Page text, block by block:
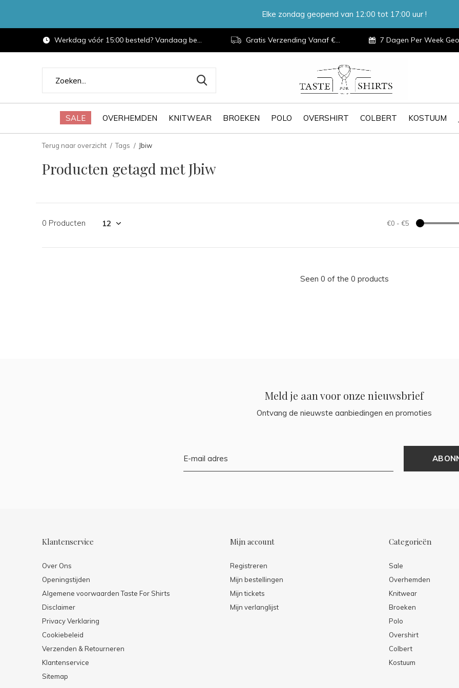
SALE OVERHEMDEN KNITWEAR BROEKEN POLO OVERSHIRT COLBERT KOSTUUM
Werkdag vóór 15:00 besteld? Vandaag bezorgd. Gratis Verzending Vanaf €100,- 7 Dagen Per Week Geopend
Elke zondag geopend van 12:00 tot 17:00 uur !
Terug naar overzicht Tags Jbiw
Producten getagd met Jbiw
0 Producten €0 - €5
Seen 0 of the 0 products
Meld je aan voor onze nieuwsbrief
Ontvang de nieuwste aanbiedingen en promoties
Klantenservice
Over Ons
Openingstijden
Algemene voorwaarden Taste For Shirts
Disclaimer
Privacy Verklaring
Cookiebeleid
Verzenden & Retourneren
Klantenservice
Sitemap
Mijn account
Registreren
Mijn bestellingen
Mijn tickets
Mijn verlanglijst
Categorieën
Sale
Overhemden
Knitwear
Broeken
Polo
Overshirt
Colbert
Kostuum